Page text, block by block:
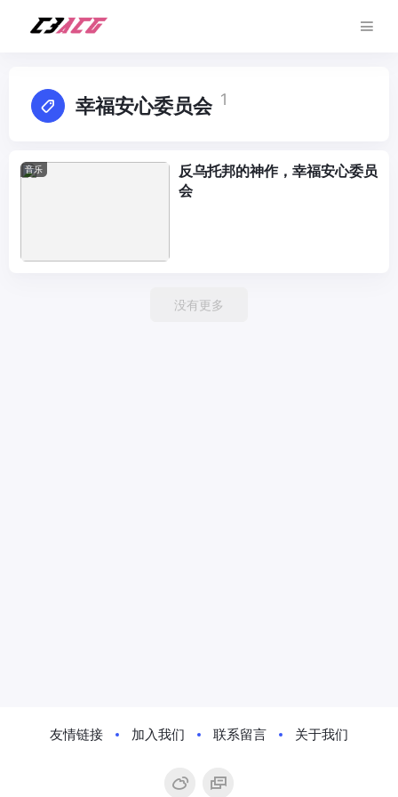
幸福安心委员会 1
音乐
反乌托邦的神作，幸福安心委员
会
没有更多
友情链接 加入我们 联系留言 关于我们